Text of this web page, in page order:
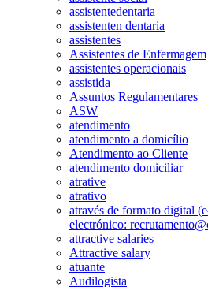
assistentedentaria
assistenten dentaria
assistentes
Assistentes de Enfermagem
assistentes operacionais
assistida
Assuntos Regulamentares
ASW
atendimento
atendimento a domicílio
Atendimento ao Cliente
atendimento domiciliar
atrative
atrativo
através de formato digital
electrónico:
attractive salaries
Attractive salary
atuante
Audilogista